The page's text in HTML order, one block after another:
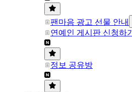
팬마음 광고 선물 안내
연예인 게시판 신청하기
정보 공유방